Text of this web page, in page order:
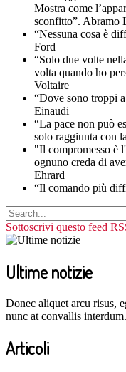
Mostra come
sconfitto”. Abramo
“Nessuna cosa è
Ford
“Solo due volte
volta quando ho
Voltaire
“Dove sono troppi
Einaudi
“La pace non può
solo raggiunta con
"Il compromesso è
ognuno creda di
Ehrard
“Il comando più
Sottoscrivi questo feed
Ultime notizie
Donec aliquet arcu risus,
nunc at convallis interdum.
Articoli